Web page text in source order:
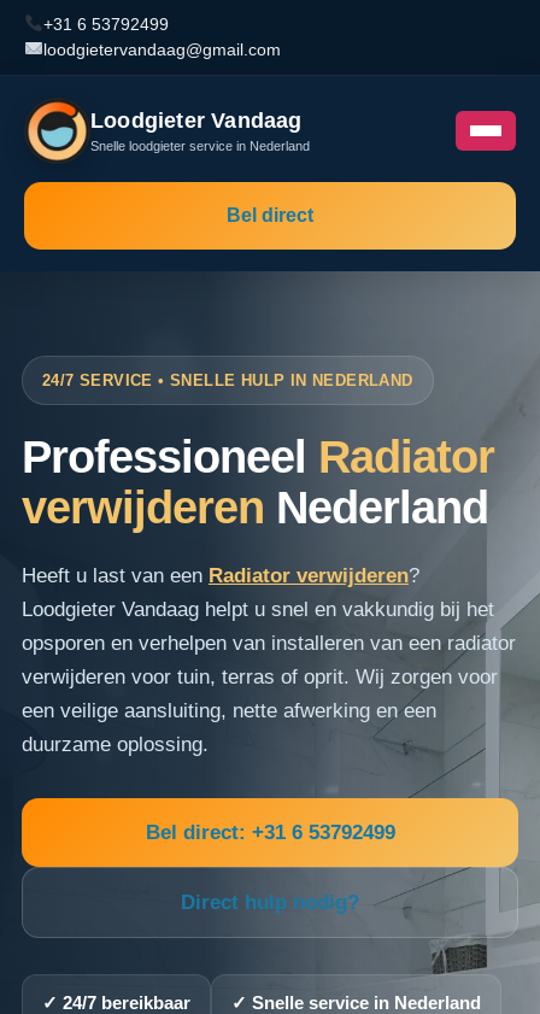
+31 6 53792499
loodgietervandaag@gmail.com
Loodgieter Vandaag
Snelle loodgieter service in Nederland
Bel direct
24/7 SERVICE • SNELLE HULP IN NEDERLAND
Professioneel Radiator
verwijderen Nederland
Heeft u last van een Radiator verwijderen?
Loodgieter Vandaag helpt u snel en vakkundig bij het
opsporen en verhelpen van installeren van een radiator
verwijderen voor tuin, terras of oprit. Wij zorgen voor
een veilige aansluiting, nette afwerking en een
duurzame oplossing.
Bel direct: +31 6 53792499
Direct hulp nodig?
✓ 24/7 bereikbaar ✓ Snelle service in Nederland